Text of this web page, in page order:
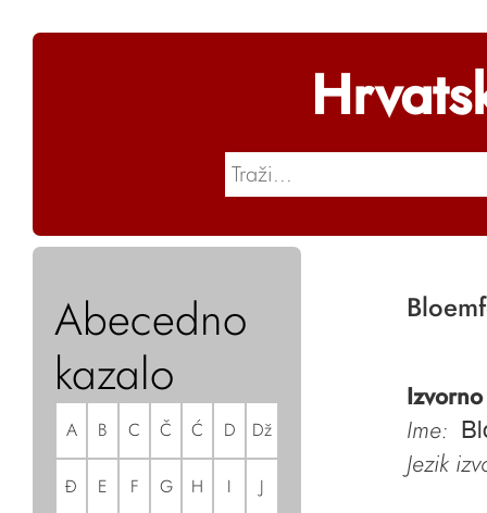
Abecedno
kazalo
A B C Č Ć D Dž
Đ E F G H I J
Ime:
Jezik